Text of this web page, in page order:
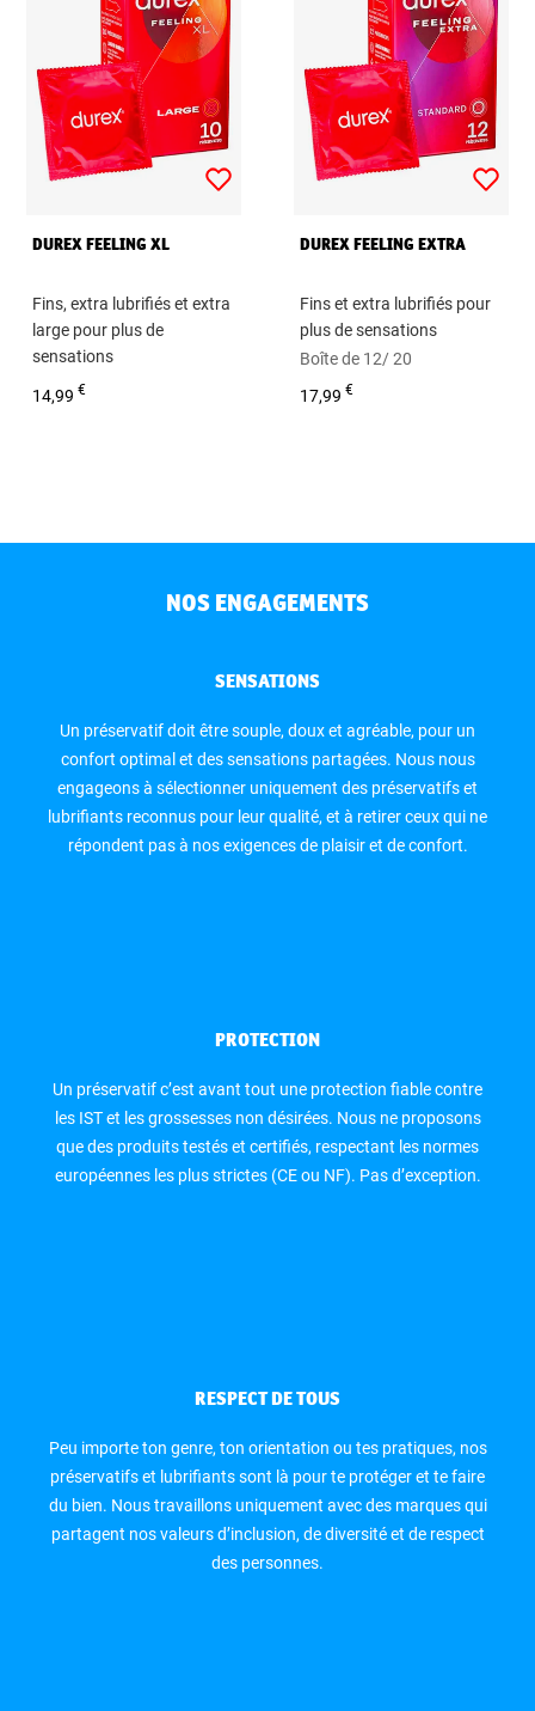
DUREX FEELING XL
Fins, extra lubrifiés et extra
large pour plus de
sensations
Boîte de 10,12 préservatifs
14,99€
DUREX FEELING EXTRA
Fins et extra lubrifiés pour
plus de sensations
Boîte de 12/ 20
préservatifs
17,99€
NOS ENGAGEMENTS
SENSATIONS
Un préservatif doit être souple, doux et agréable, pour un
confort optimal et des sensations partagées. Nous nous
engageons à sélectionner uniquement des préservatifs et
lubrifiants reconnus pour leur qualité, et à retirer ceux qui ne
répondent pas à nos exigences de plaisir et de confort.
PROTECTION
Un préservatif c’est avant tout une protection fiable contre
les IST et les grossesses non désirées. Nous ne proposons
que des produits testés et certifiés, respectant les normes
européennes les plus strictes (CE ou NF). Pas d’exception.
RESPECT DE TOUS
Peu importe ton genre, ton orientation ou tes pratiques, nos
préservatifs et lubrifiants sont là pour te protéger et te faire
du bien. Nous travaillons uniquement avec des marques qui
partagent nos valeurs d’inclusion, de diversité et de respect
des personnes.